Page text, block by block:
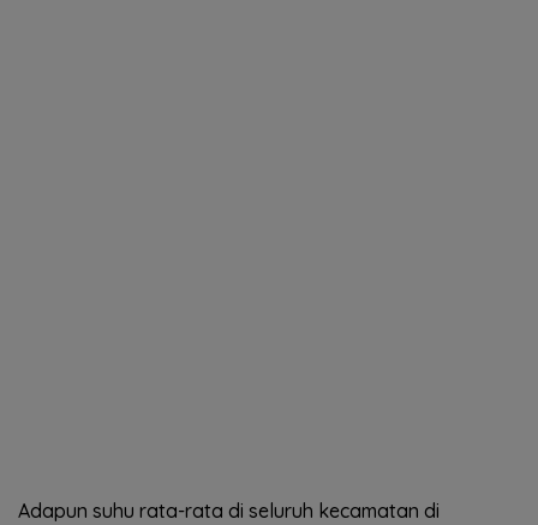
Adapun suhu rata-rata di seluruh kecamatan di